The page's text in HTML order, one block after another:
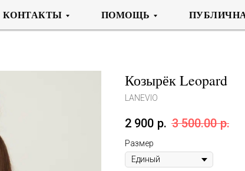
Козырёк Leopard
LANEVIO
2 900 р. 3 500.00 р.
Размер
КОНТАКТЫ ПОМОЩЬ